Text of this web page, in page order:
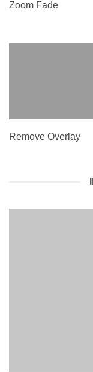
Zoom Fade
Remove Overlay